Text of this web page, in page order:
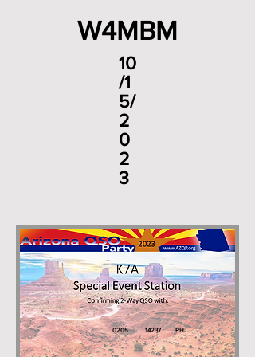
W4MBM
10
/1
5/
2
0
2
3
0205 14237 PH